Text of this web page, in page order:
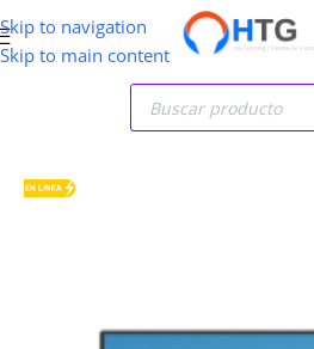
Skip to navigation
Skip to main content